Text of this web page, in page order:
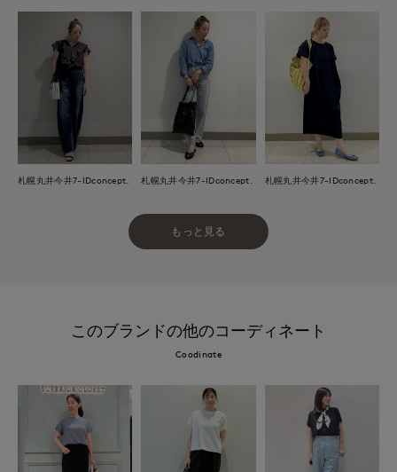
札幌丸井今井7-IDconcept. 札幌丸井今井7-IDconcept. 札幌丸井今井7-IDconcept.
もっと見る
このブランドの他のコーディネート
Coodinate